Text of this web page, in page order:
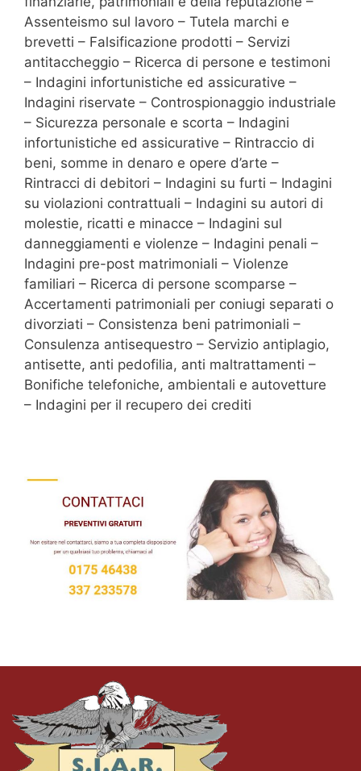
Assenteismo sul lavoro – Tutela marchi e
brevetti – Falsificazione prodotti – Servizi
antitaccheggio – Ricerca di persone e testimoni
– Indagini infortunistiche ed assicurative –
Indagini riservate – Controspionaggio industriale
– Sicurezza personale e scorta – Indagini
infortunistiche ed assicurative – Rintraccio di
beni, somme in denaro e opere d’arte –
Rintracci di debitori – Indagini su furti – Indagini
su violazioni contrattuali – Indagini su autori di
molestie, ricatti e minacce – Indagini sul
danneggiamenti e violenze – Indagini penali –
Indagini pre-post matrimoniali – Violenze
familiari – Ricerca di persone scomparse –
Accertamenti patrimoniali per coniugi separati o
divorziati – Consistenza beni patrimoniali –
Consulenza antisequestro – Servizio antiplagio,
antisette, anti pedofilia, anti maltrattamenti –
Bonifiche telefoniche, ambientali e autovetture
– Indagini per il recupero dei crediti